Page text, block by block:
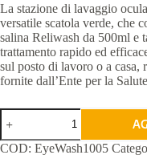
La stazione di lavaggio
versatile scatola verde, che
salina Reliwash da 500ml e
trattamento rapido ed
sul posto di lavoro o a casa,
fornite dall’Ente per la
Postazione
di
lavaggio
COD: EyeWash1005